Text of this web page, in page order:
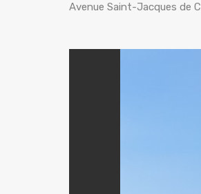
Avenue Saint-Jacques de